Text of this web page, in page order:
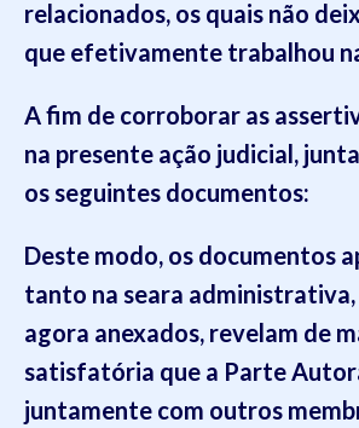
relacionados, os quais não
que efetivamente trabalhou
A fim de corroborar as
na presente ação judicial,
os seguintes documentos:
Deste modo, os documentos
tanto na seara
agora anexados, revelam de
satisfatória que a Parte
juntamente com outros